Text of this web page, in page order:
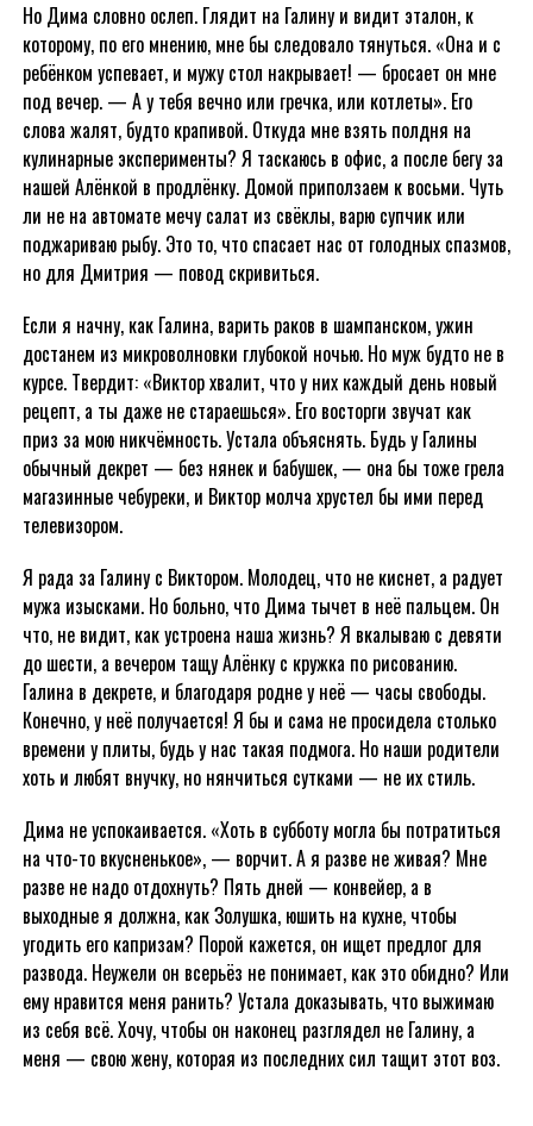
Но Дима словно ослеп. Глядит на Галину и видит эталон, к
которому, по его мнению, мне бы следовало тянуться. «Она и с
ребёнком успевает, и мужу стол накрывает! — бросает он мне
под вечер. — А у тебя вечно или гречка, или котлеты». Его
слова жалят, будто крапивой. Откуда мне взять полдня на
кулинарные эксперименты? Я таскаюсь в офис, а после бегу за
нашей Алёнкой в продлёнку. Домой приползаем к восьми. Чуть
ли не на автомате мечу салат из свёклы, варю супчик или
поджариваю рыбу. Это то, что спасает нас от голодных спазмов,
но для Дмитрия — повод скривиться.
Если я начну, как Галина, варить раков в шампанском, ужин
достанем из микроволновки глубокой ночью. Но муж будто не в
курсе. Твердит: «Виктор хвалит, что у них каждый день новый
рецепт, а ты даже не стараешься». Его восторги звучат как
приз за мою никчёмность. Устала объяснять. Будь у Галины
обычный декрет — без нянек и бабушек, — она бы тоже грела
магазинные чебуреки, и Виктор молча хрустел бы ими перед
телевизором.
Я рада за Галину с Виктором. Молодец, что не киснет, а радует
мужа изысками. Но больно, что Дима тычет в неё пальцем. Он
что, не видит, как устроена наша жизнь? Я вкалываю с девяти
до шести, а вечером тащу Алёнку с кружка по рисованию.
Галина в декрете, и благодаря родне у неё — часы свободы.
Конечно, у неё получается! Я бы и сама не просидела столько
времени у плиты, будь у нас такая подмога. Но наши родители
хоть и любят внучку, но нянчиться сутками — не их стиль.
Дима не успокаивается. «Хоть в субботу могла бы потратиться
на что-то вкусненькое», — ворчит. А я разве не живая? Мне
разве не надо отдохнуть? Пять дней — конвейер, а в
выходные я должна, как Золушка, юшить на кухне, чтобы
угодить его капризам? Порой кажется, он ищет предлог для
развода. Неужели он всерьёз не понимает, как это обидно? Или
ему нравится меня ранить? Устала доказывать, что выжимаю
из себя всё. Хочу, чтобы он наконец разглядел не Галину, а
меня — свою жену, которая из последних сил тащит этот воз.